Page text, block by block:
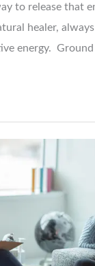
to release that
healer,
energy.